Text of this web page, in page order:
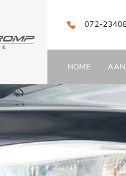
072-
HOME